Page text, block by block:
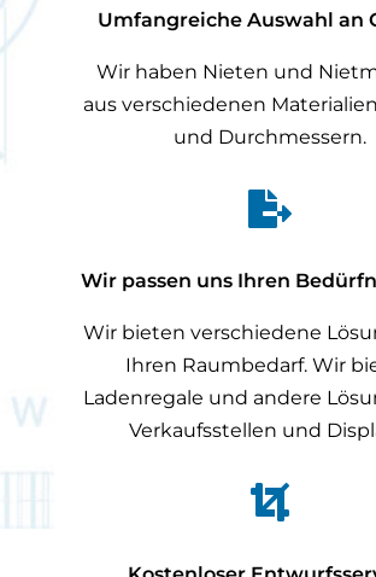
Umfangreiche Auswahl an
Wir haben Nieten und
aus verschiedenen
und Durchmessern.

Wir passen uns Ihren
Wir bieten verschiedene
Ihren Raumbedarf. Wir
Ladenregale und andere
Verkaufsstellen und
